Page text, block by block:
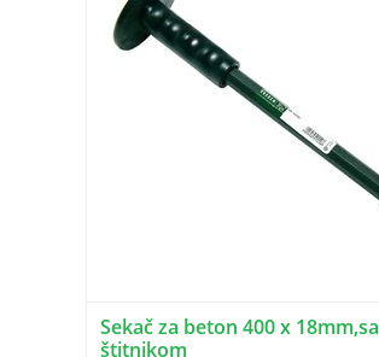
Sekač za beton 400 x 18mm,sa
štitnikom